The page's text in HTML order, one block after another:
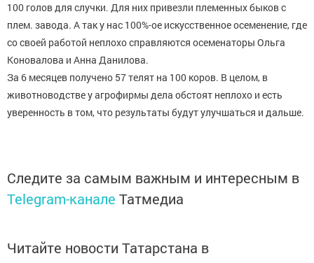
100 голов для случки. Для них привезли племенных быков с
плем. завода. А так у нас 100%-ое искусственное осеменение, где
со своей работой неплохо справляются осеменаторы Ольга
Коновалова и Анна Данилова.
За 6 месяцев получено 57 телят на 100 коров. В целом, в
животноводстве у агрофирмы дела обстоят неплохо и есть
уверенность в том, что результаты будут улучшаться и дальше.
Следите за самым важным и интересным в
Telegram-канале Татмедиа
Читайте новости Татарстана в